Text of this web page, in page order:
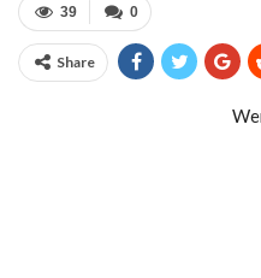
0
39
Share